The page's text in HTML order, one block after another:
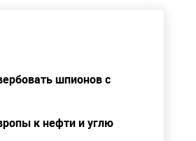
шпионов с
к нефти и углю